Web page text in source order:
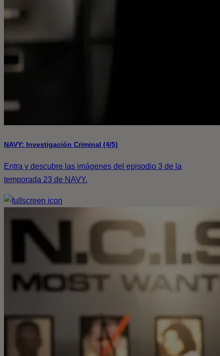
NAVY: Investigación Criminal (4/5)
Entra y descubre las imágenes del episodio 3 de la
temporada 23 de NAVY.